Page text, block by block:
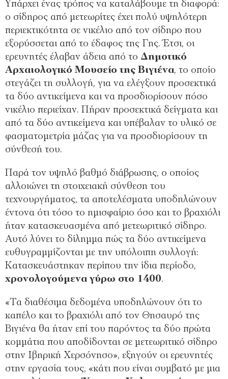
Υπάρχει ένας τρόπος να καταλάβουμε τη διαφορά:
ο σίδηρος από μετεωρίτες έχει πολύ υψηλότερη
περιεκτικότητα σε νικέλιο από τον σίδηρο που
εξορύσσεται από το έδαφος της Γης. Έτσι, οι
ερευνητές έλαβαν άδεια από το Δημοτικό
Αρχαιολογικό Μουσείο της Βιγιένα, το οποίο
στεγάζει τη συλλογή, για να ελέγξουν προσεκτικά
τα δύο αντικείμενα και να προσδιορίσουν πόσο
νικέλιο περιείχαν. Πήραν προσεκτικά δείγματα και
από τα δύο αντικείμενα και υπέβαλαν το υλικό σε
φασματομετρία μάζας για να προσδιορίσουν τη
σύνθεσή του.
Παρά τον υψηλό βαθμό διάβρωσης, ο οποίος
αλλοιώνει τη στοιχειακή σύνθεση του
τεχνουργήματος, τα αποτελέσματα υποδηλώνουν
έντονα ότι τόσο το ημισφαίριο όσο και το βραχιόλι
ήταν κατασκευασμένα από μετεωριτικό σίδηρο.
Αυτό λύνει το δίλημμα πώς τα δύο αντικείμενα
ευθυγραμμίζονται με την υπόλοιπη συλλογή:
Κατασκευάστηκαν περίπου την ίδια περίοδο,
χρονολογούμενα γύρω στο 1400.
«Τα διαθέσιμα δεδομένα υποδηλώνουν ότι το
καπέλο και το βραχιόλι από τον Θησαυρό της
Βιγιένα θα ήταν επί του παρόντος τα δύο πρώτα
κομμάτια που αποδίδονται σε μετεωριτικό σίδηρο
στην Ιβηρική Χερσόνησο», εξηγούν οι ερευνητές
στην εργασία τους, «κάτι που είναι συμβατό με μια